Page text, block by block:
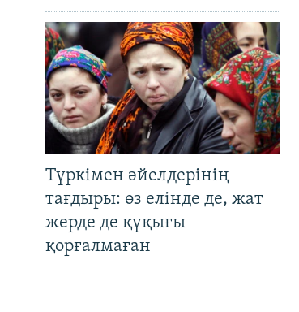
Түркімен әйелдерінің
тағдыры: өз елінде де, жат
жерде де құқығы
қорғалмаған